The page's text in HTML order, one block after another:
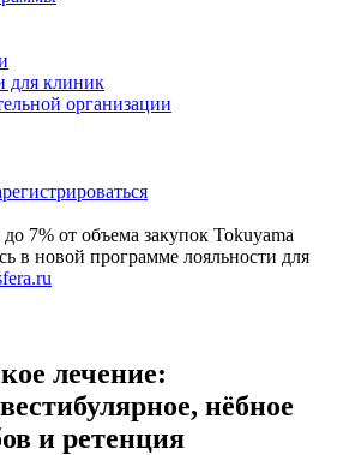
для клиник
организации
7% от объема закупок Tokuyama
в новой программе лояльности для
лечение:
нёбное
и ретенция